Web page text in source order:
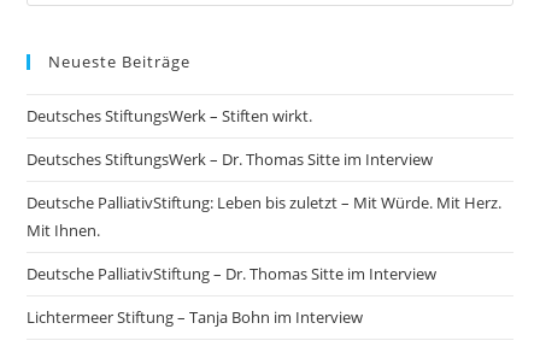
Neueste Beiträge
Deutsches StiftungsWerk – Stiften wirkt.
Deutsches StiftungsWerk – Dr. Thomas Sitte im Interview
Deutsche PalliativStiftung: Leben bis zuletzt – Mit Würde. Mit Herz.
Mit Ihnen.
Deutsche PalliativStiftung – Dr. Thomas Sitte im Interview
Lichtermeer Stiftung – Tanja Bohn im Interview